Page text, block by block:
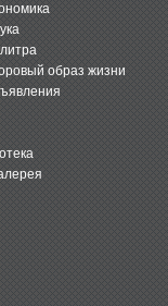
образ жизни